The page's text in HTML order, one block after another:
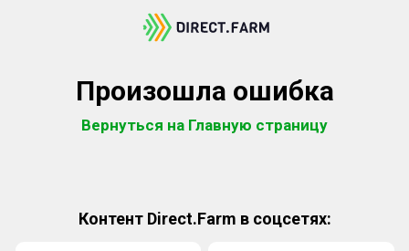
Произошла ошибка
Вернуться на Главную страницу
Контент Direct.Farm в соцсетях: